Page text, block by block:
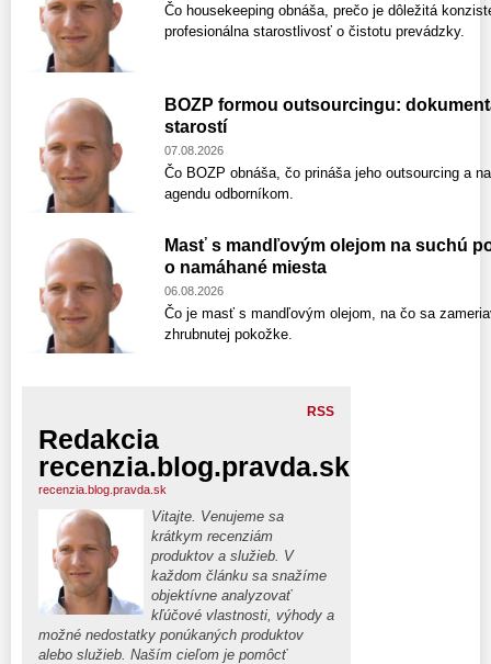
Čo housekeeping obnáša, prečo je dôležitá
profesionálna starostlivosť o čistotu prevádzky.
BOZP formou outsourcingu:
starostí
07.08.2026
Čo BOZP obnáša, čo prináša jeho outsourcing a
agendu odborníkom.
Masť s mandľovým olejom na suchú
o namáhané miesta
06.08.2026
Čo je masť s mandľovým olejom, na čo sa
zhrubnutej pokožke.
RSS
Redakcia
recenzia.blog.pravda.sk
recenzia.blog.pravda.sk
Vitajte. Venujeme sa
krátkym recenziám
produktov a služieb. V
každom článku sa snažíme
objektívne analyzovať
kľúčové vlastnosti, výhody a
možné nedostatky ponúkaných produktov
alebo služieb. Naším cieľom je pomôcť